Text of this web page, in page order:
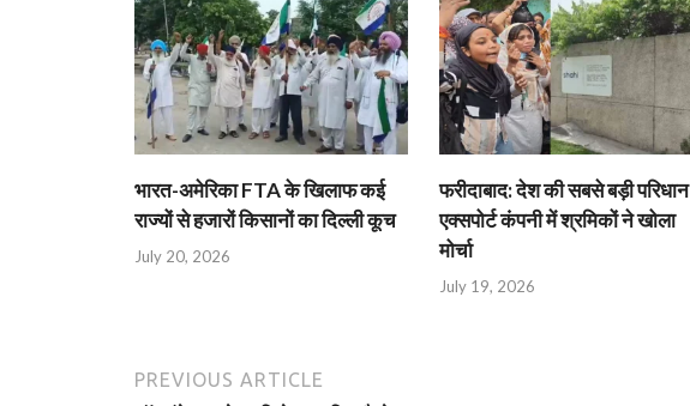
भारत-अमेरिका FTA के खिलाफ कई
राज्यों से हजारों किसानों का दिल्ली कूच
July 20, 2026
फरीदाबाद: देश की सबसे बड़ी परिधान
एक्सपोर्ट कंपनी में श्रमिकों ने खोला
मोर्चा
July 19, 2026
PREVIOUS ARTICLE